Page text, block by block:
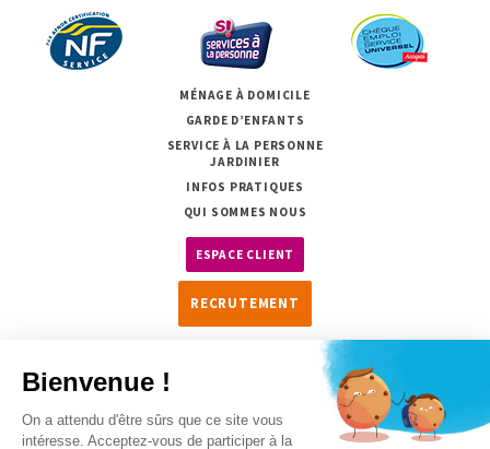
MÉNAGE À DOMICILE
GARDE D’ENFANTS
SERVICE À LA PERSONNE
JARDINIER
INFOS PRATIQUES
QUI SOMMES NOUS
ESPACE CLIENT
RECRUTEMENT
Mentions légales